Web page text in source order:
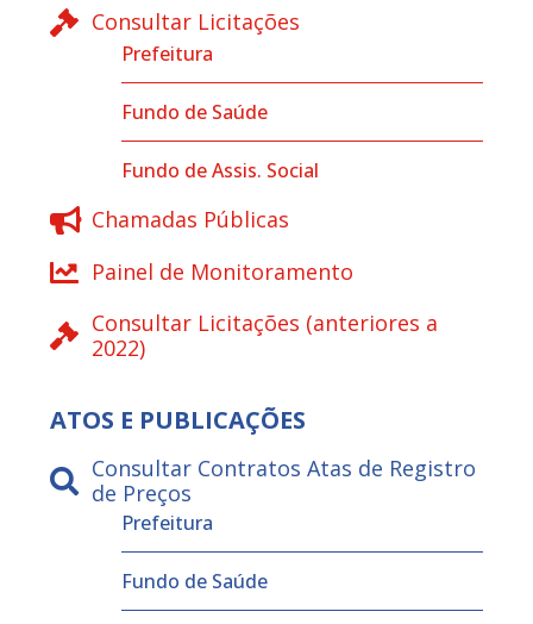
Consultar Licitações
Prefeitura
Fundo de Saúde
Fundo de Assis. Social
Chamadas Públicas
Painel de Monitoramento
Consultar Licitações (anteriores a
2022)
ATOS E PUBLICAÇÕES
Consultar Contratos Atas de Registro
de Preços
Prefeitura
Fundo de Saúde